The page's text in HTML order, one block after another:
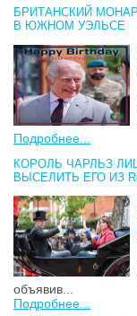
БРИТАНСКИЙ
В ЮЖНОМ УЭЛЬСЕ
Подробнее...
КОРОЛЬ ЧАРЛЬЗ
ВЫСЕЛИТЬ ЕГО ИЗ
объявив...
Подробнее...